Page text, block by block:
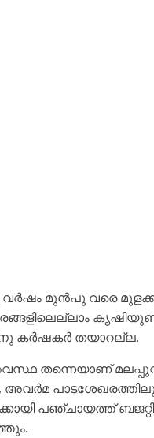
മുൻപു വരെ
കർഷകർ തയാറല്ല.
തന്നെയാണ്
അവർമ
പഞ്ചായത്ത്